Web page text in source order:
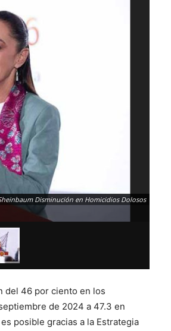
Disminución en Homicidios Dolosos
del 46 por ciento en los
de 2024 a 47.3 en
posible gracias a la Estrategia